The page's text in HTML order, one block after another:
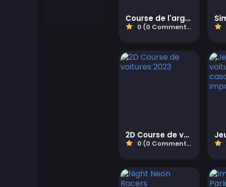
Course de l'argent de la ville
0 (0 Commentaires)
2D Course de voitures 2023
0 (0 Commentaires)